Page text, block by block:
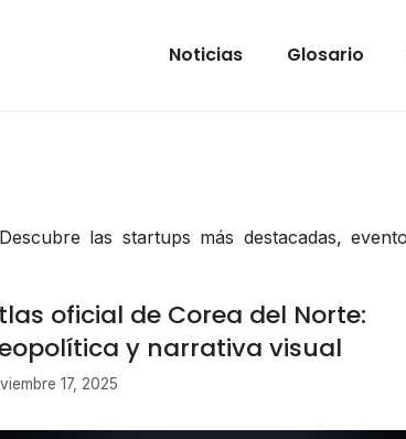
Noticias Glosario
las startups más destacadas,
oficial de Corea del Norte:
y narrativa visual
17, 2025